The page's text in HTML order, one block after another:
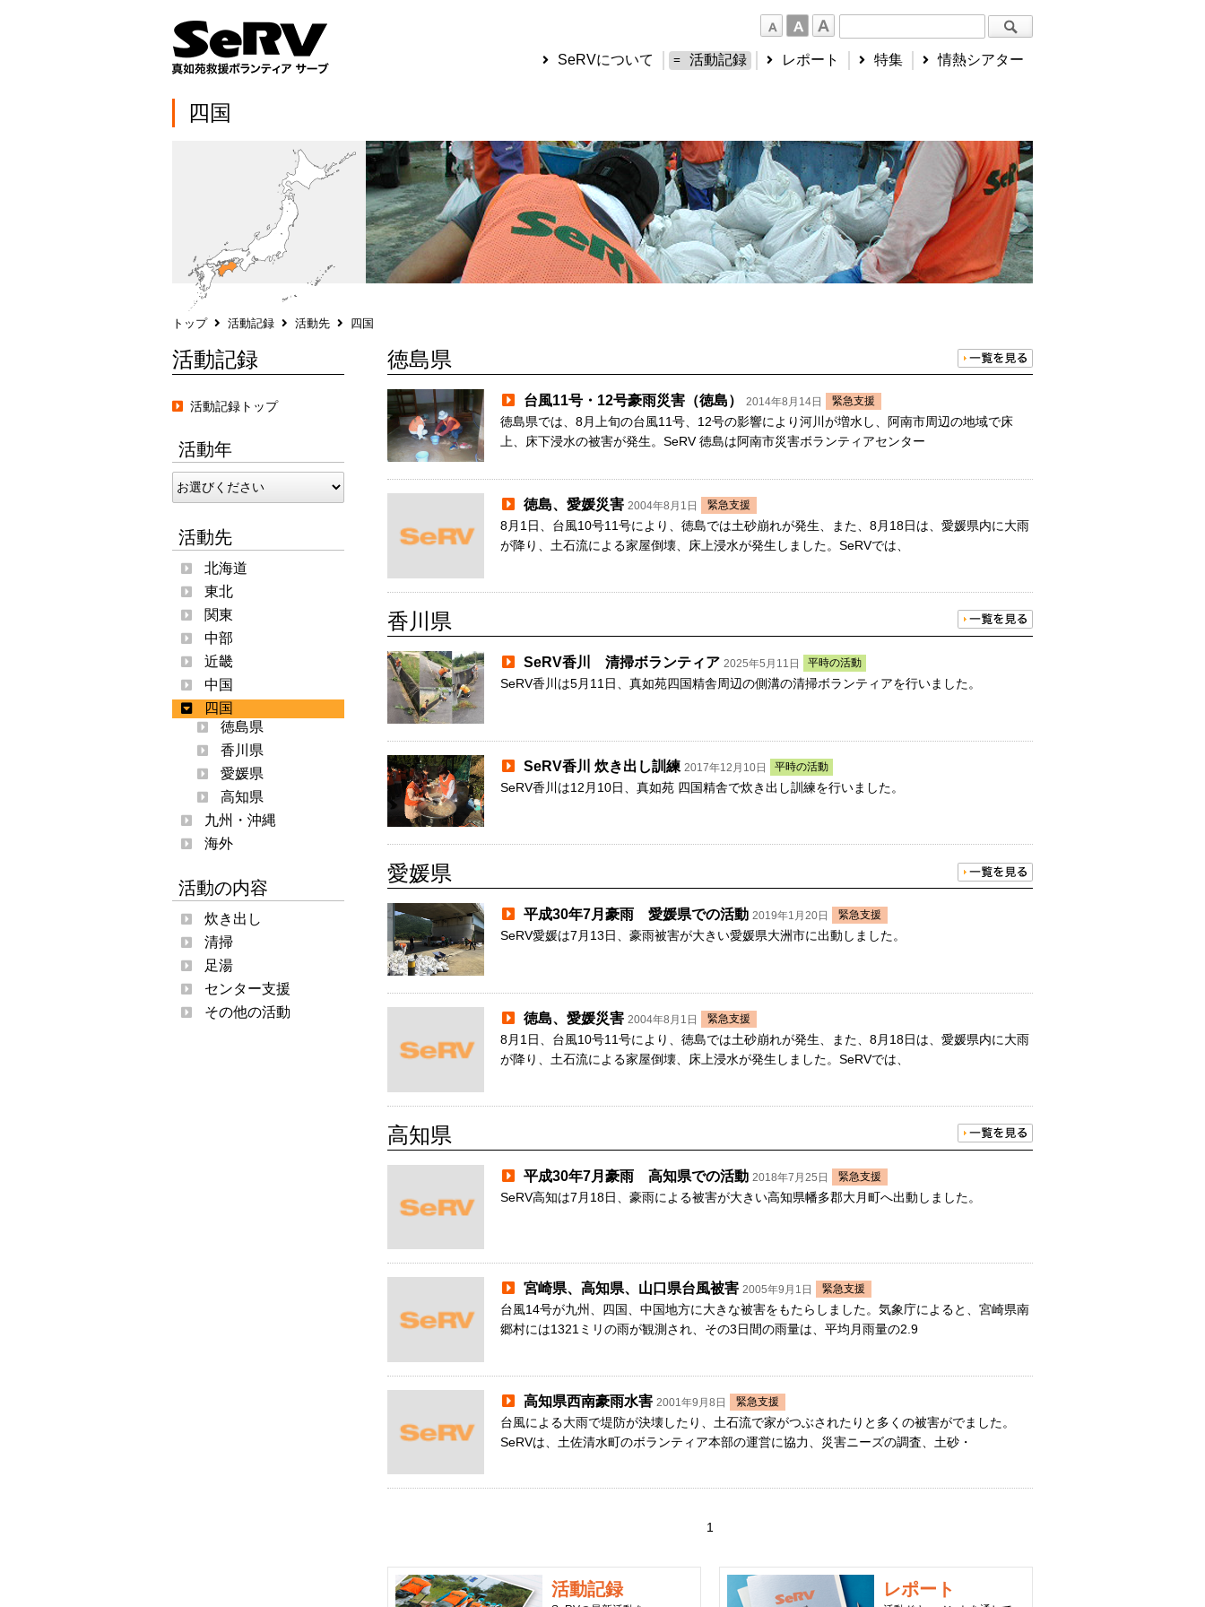
SeRVについて 活動記録 レポート 特集 情熱シアター
四国
トップ 活動記録 活動先 四国
活動記録
活動記録トップ
活動年
活動先
北海道
東北
関東
中部
近畿
中国
四国
徳島県
香川県
愛媛県
高知県
九州・沖縄
海外
活動の内容
炊き出し
清掃
足湯
センター支援
その他の活動
徳島県
台風11号・12号豪雨災害（徳島） 2014年8月14日 緊急支援
徳島県では、8月上旬の台風11号、12号の影響により河川が増水し、阿南市周辺の地域で床
上、床下浸水の被害が発生。SeRV 徳島は阿南市災害ボランティアセンター
徳島、愛媛災害 2004年8月1日 緊急支援
8月1日、台風10号11号により、徳島では土砂崩れが発生、また、8月18日は、愛媛県内に大雨
が降り、土石流による家屋倒壊、床上浸水が発生しました。SeRVでは、
香川県
SeRV香川 清掃ボランティア 2025年5月11日 平時の活動
SeRV香川は5月11日、真如苑四国精舎周辺の側溝の清掃ボランティアを行いました。
SeRV香川 炊き出し訓練 2017年12月10日 平時の活動
SeRV香川は12月10日、真如苑 四国精舎で炊き出し訓練を行いました。
愛媛県
平成30年7月豪雨 愛媛県での活動 2019年1月20日 緊急支援
SeRV愛媛は7月13日、豪雨被害が大きい愛媛県大洲市に出動しました。
徳島、愛媛災害 2004年8月1日 緊急支援
8月1日、台風10号11号により、徳島では土砂崩れが発生、また、8月18日は、愛媛県内に大雨
が降り、土石流による家屋倒壊、床上浸水が発生しました。SeRVでは、
高知県
平成30年7月豪雨 高知県での活動 2018年7月25日 緊急支援
SeRV高知は7月18日、豪雨による被害が大きい高知県幡多郡大月町へ出動しました。
宮崎県、高知県、山口県台風被害 2005年9月1日 緊急支援
台風14号が九州、四国、中国地方に大きな被害をもたらしました。気象庁によると、宮崎県南
郷村には1321ミリの雨が観測され、その3日間の雨量は、平均月雨量の2.9
高知県西南豪雨水害 2001年9月8日 緊急支援
台風による大雨で堤防が決壊したり、土石流で家がつぶされたりと多くの被害がでました。
SeRVは、土佐清水町のボランティア本部の運営に協力、災害ニーズの調査、土砂・
1
活動記録 レポート